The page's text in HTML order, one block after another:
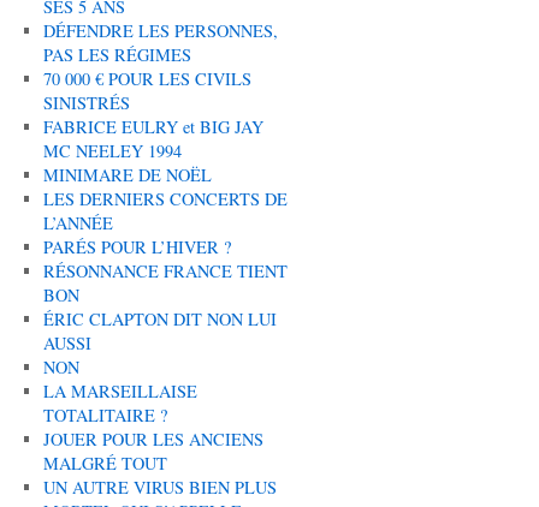
SES 5 ANS
DÉFENDRE LES PERSONNES,
PAS LES RÉGIMES
70 000 € POUR LES CIVILS
SINISTRÉS
FABRICE EULRY et BIG JAY
MC NEELEY 1994
MINIMARE DE NOËL
LES DERNIERS CONCERTS DE
L’ANNÉE
PARÉS POUR L’HIVER ?
RÉSONNANCE FRANCE TIENT
BON
ÉRIC CLAPTON DIT NON LUI
AUSSI
NON
LA MARSEILLAISE
TOTALITAIRE ?
JOUER POUR LES ANCIENS
MALGRÉ TOUT
UN AUTRE VIRUS BIEN PLUS